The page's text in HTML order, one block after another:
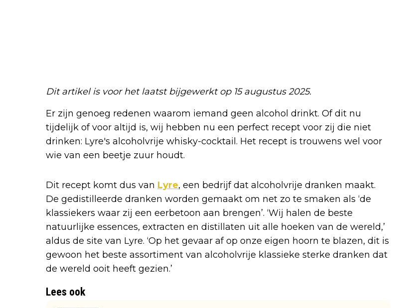
Dit artikel is voor het laatst bijgewerkt op 15 augustus 2025.
Er zijn genoeg redenen waarom iemand geen alcohol drinkt. Of dit nu
tijdelijk of voor altijd is, wij hebben nu een perfect recept voor zij die niet
drinken: Lyre's alcoholvrije whisky-cocktail. Het recept is trouwens wel voor
wie van een beetje zuur houdt.
Dit recept komt dus van Lyre, een bedrijf dat alcoholvrije dranken maakt.
De gedistilleerde dranken worden gemaakt om net zo te smaken als ‘de
klassiekers waar zij een eerbetoon aan brengen’. ‘Wij halen de beste
natuurlijke essences, extracten en distillaten uit alle hoeken van de wereld,’
aldus de site van Lyre. ‘Op het gevaar af op onze eigen hoorn te blazen, dit is
gewoon het beste assortiment van alcoholvrije klassieke sterke dranken dat
de wereld ooit heeft gezien.’
Lees ook